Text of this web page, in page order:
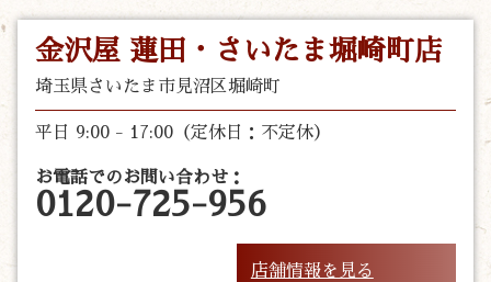
金沢屋 蓮田・さいたま堀崎町店
埼玉県さいたま市見沼区堀崎町
平日 9:00 - 17:00（定休日：不定休）
お電話でのお問い合わせ：
0120-725-956
店舗情報を見る